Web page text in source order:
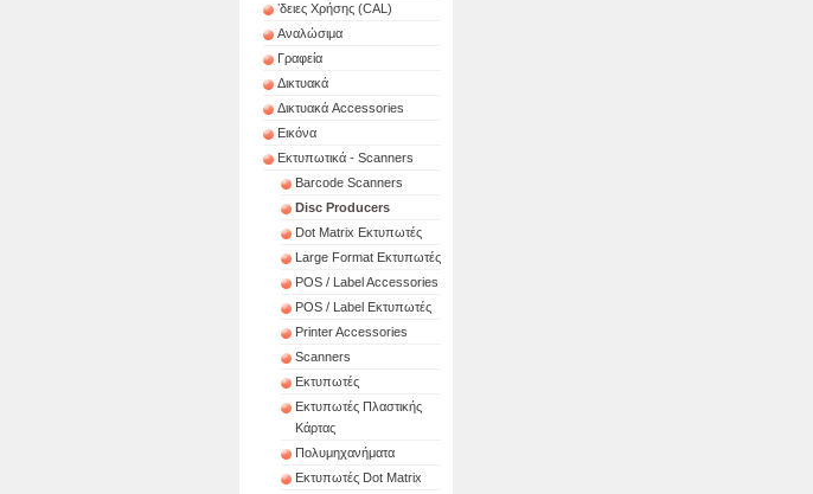
ʼδειες Χρήσης (CAL)
Αναλώσιμα
Γραφεία
Δικτυακά
Δικτυακά Accessories
Εικόνα
Εκτυπωτικά - Scanners
Barcode Scanners
Disc Producers
Dot Matrix Εκτυπωτές
Large Format Εκτυπωτές
POS / Label Accessories
POS / Label Εκτυπωτές
Printer Accessories
Scanners
Εκτυπωτές
Εκτυπωτές Πλαστικής
Κάρτας
Πολυμηχανήματα
Εκτυπωτές Dot Matrix